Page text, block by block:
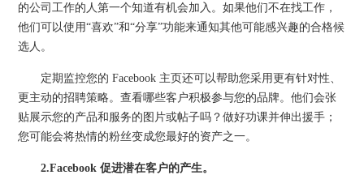
的公司工作的人第一个知道有机会加入。如果他们不在找工作，
他们可以使用“喜欢”和“分享”功能来通知其他可能感兴趣的合格候
选人。
定期监控您的 Facebook 主页还可以帮助您采用更有针对性、
更主动的招聘策略。查看哪些客户积极参与您的品牌。他们会张
贴展示您的产品和服务的图片或帖子吗？做好功课并伸出援手；
您可能会将热情的粉丝变成您最好的资产之一。
2.Facebook 促进潜在客户的产生。